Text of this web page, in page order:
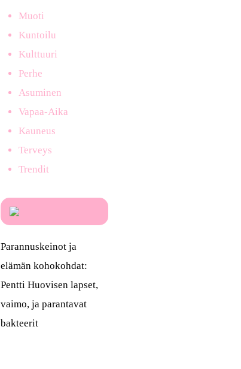
Muoti
Kuntoilu
Kulttuuri
Perhe
Asuminen
Vapaa-Aika
Kauneus
Terveys
Trendit
Parannuskeinot ja
elämän kohokohdat:
Pentti Huovisen lapset,
vaimo, ja parantavat
bakteerit